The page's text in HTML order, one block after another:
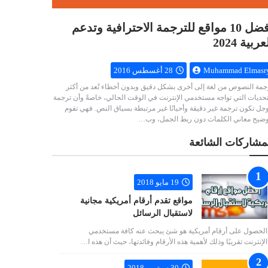
أفضل 10 مواقع للترجمة الاحترافية وتدعم
2024
Muhammad 28 أغسطس 2016
النصوص من لغة إلى أخرى بشكل دقيق وبدون أخطاء تُعد من أكثر
التي تواجه مستخدمي الإنترنت في الوقت الحالي، خاصةً وأن ترجمة
تكون ترجمة غير دقيقة وأحيانًا غير مرتبطة بسياق النص. فهي تقوم
معاني الكلمات دون ربط الجمل، وب…
الشائعة
19 مايو 2018
مواقع تقدم أرقام أمريكية مجانية
لاستقبال الرسائل
الحصول على أرقام أمريكية هو شئ يبحث عنه كافة مستخدمي
الإنترنت تقريبًا وذلك لأهمية هذه الأرقام وفائدتها، حيث أن هذه ا…